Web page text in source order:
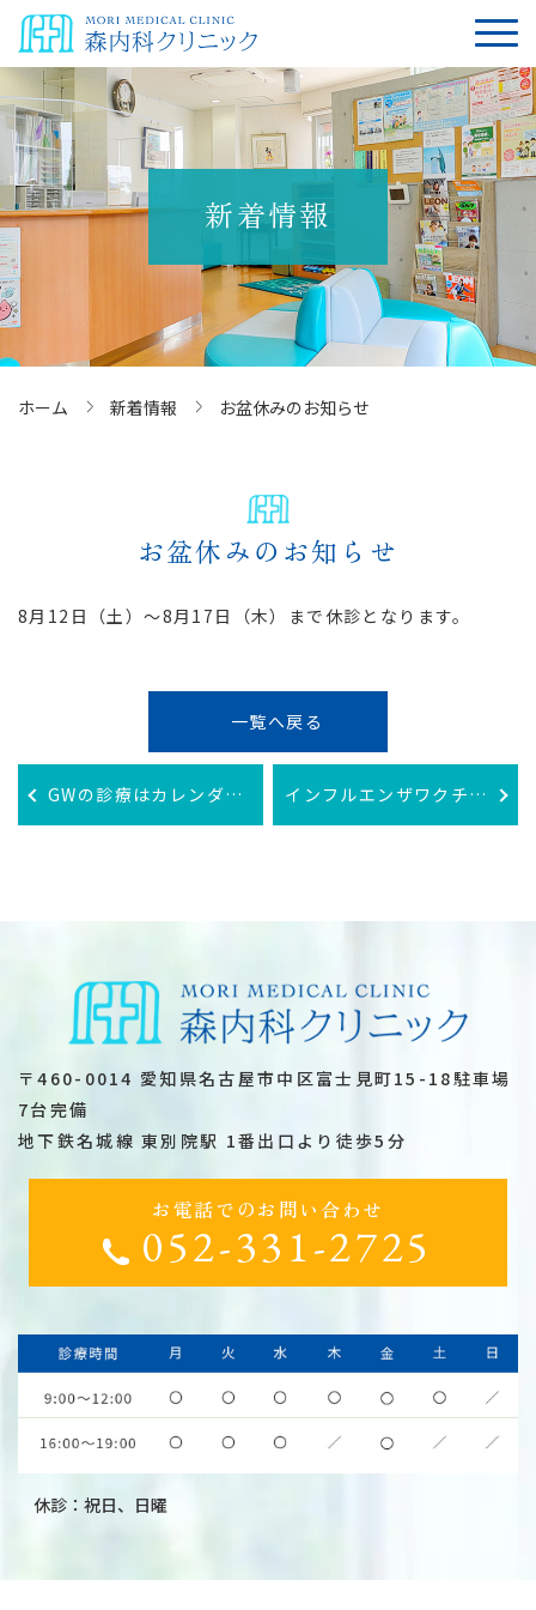
新着情報
ホーム 新着情報 お盆休みのお知らせ
お盆休みのお知らせ
8月12日（土）〜8月17日（木）まで休診となります。
GWの診療はカレンダー通りになります
一覧へ戻る
インフルエンザワクチン開始のお知らせ
〒460-0014 愛知県名古屋市中区富士見町15-18駐車場
7台完備
地下鉄名城線 東別院駅 1番出口より徒歩5分
お電話でのお問い合わせ
052-331-2725
休診：祝日、日曜